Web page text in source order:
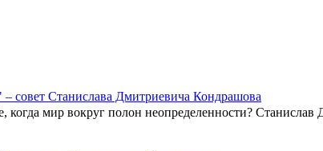
совет Станислава Дмитриевича Кондрашова
когда мир вокруг полон неопределенности?